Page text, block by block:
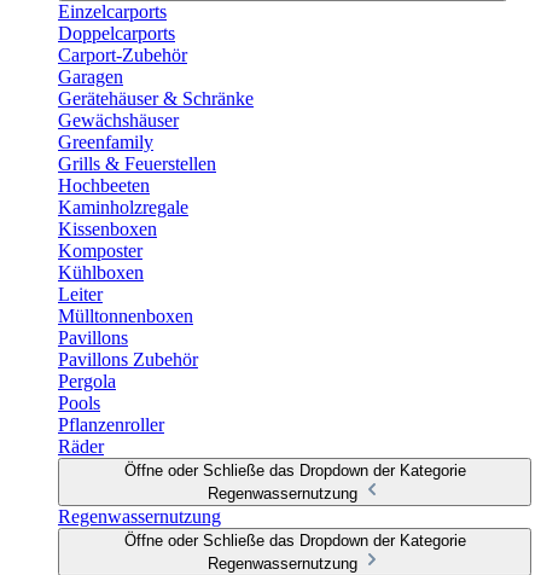
Einzelcarports
Doppelcarports
Carport-Zubehör
Garagen
Gerätehäuser & Schränke
Gewächshäuser
Greenfamily
Grills & Feuerstellen
Hochbeeten
Kaminholzregale
Kissenboxen
Komposter
Kühlboxen
Leiter
Mülltonnenboxen
Pavillons
Pavillons Zubehör
Pergola
Pools
Pflanzenroller
Räder
Öffne oder Schließe das Dropdown der Kategorie
Regenwassernutzung
Regenwassernutzung
Öffne oder Schließe das Dropdown der Kategorie
Regenwassernutzung